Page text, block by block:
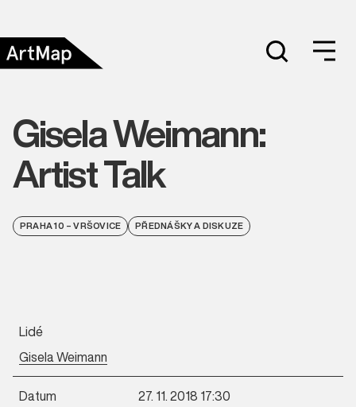
Gisela Weimann:
Artist Talk
PRAHA 10 – VRŠOVICE PŘEDNÁŠKY A DISKUZE
Lidé
Gisela Weimann
Datum 27. 11. 2018 17:30